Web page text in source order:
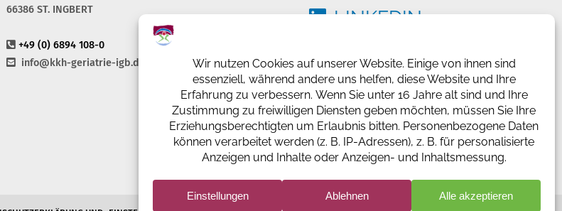
66386 ST. INGBERT
+49 (0) 6894 108-0
info@kkh-geriatrie-igb.de
LINKEDIN